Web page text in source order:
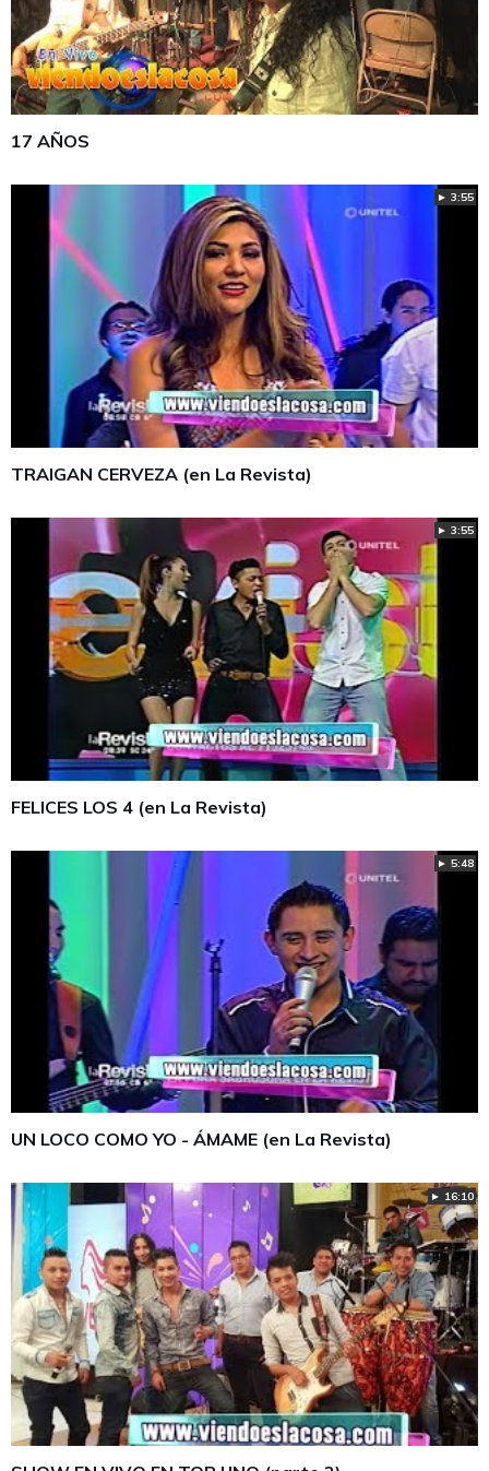
17 AÑOS
► 3:55
TRAIGAN CERVEZA (en La Revista)
► 3:55
FELICES LOS 4 (en La Revista)
► 5:48
UN LOCO COMO YO - ÁMAME (en La Revista)
► 16:10